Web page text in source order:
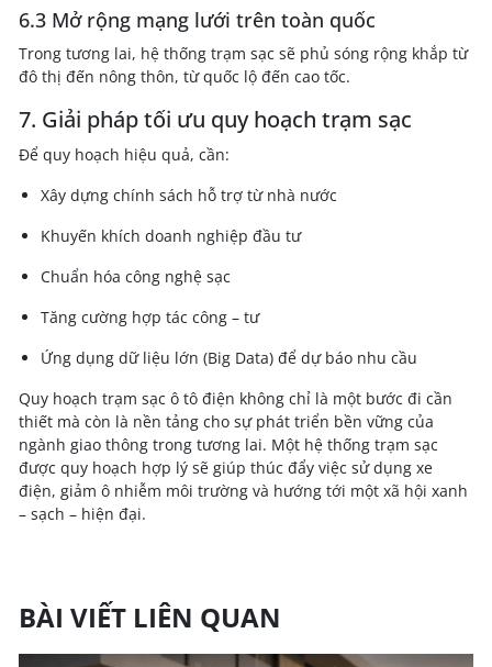
6.3 Mở rộng mạng lưới trên toàn quốc
Trong tương lai, hệ thống trạm sạc sẽ phủ sóng rộng khắp từ
đô thị đến nông thôn, từ quốc lộ đến cao tốc.
7. Giải pháp tối ưu quy hoạch trạm sạc
Để quy hoạch hiệu quả, cần:
Xây dựng chính sách hỗ trợ từ nhà nước
Khuyến khích doanh nghiệp đầu tư
Chuẩn hóa công nghệ sạc
Tăng cường hợp tác công – tư
Ứng dụng dữ liệu lớn (Big Data) để dự báo nhu cầu
Quy hoạch trạm sạc ô tô điện không chỉ là một bước đi cần
thiết mà còn là nền tảng cho sự phát triển bền vững của
ngành giao thông trong tương lai. Một hệ thống trạm sạc
được quy hoạch hợp lý sẽ giúp thúc đẩy việc sử dụng xe
điện, giảm ô nhiễm môi trường và hướng tới một xã hội xanh
– sạch – hiện đại.
BÀI VIẾT LIÊN QUAN